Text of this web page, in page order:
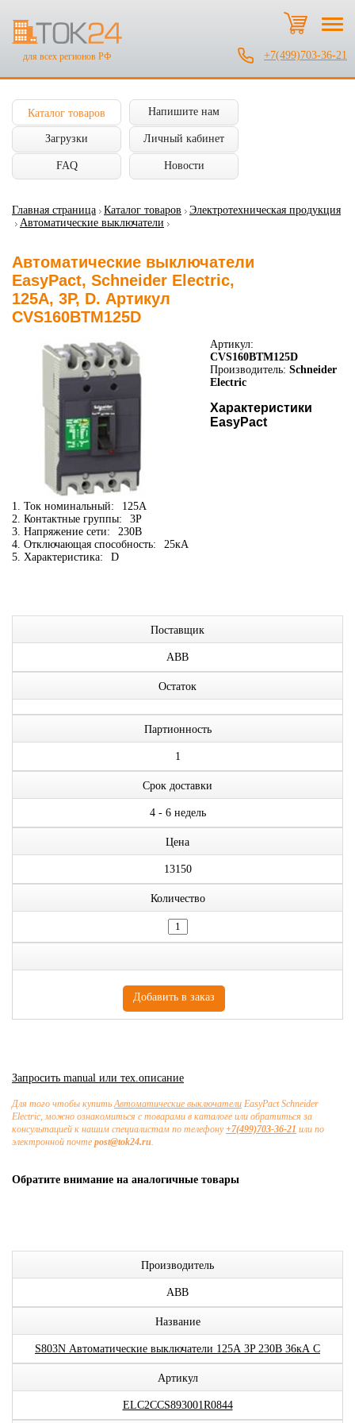
для всех регионов РФ +7(499)703-36-21
Каталог товаров Напишите нам
Загрузки Личный кабинет
FAQ Новости
Главная страница Каталог товаров
Электротехническая продукция
Автоматические выключатели
Автоматические выключатели
EasyPact, Schneider Electric,
125А, 3P, D. Артикул
CVS160BTM125D
Артикул:
CVS160BTM125D
Производитель: Schneider
Electric
Характеристики
EasyPact
1. Ток номинальный:
125А
2. Контактные группы:
3P
3. Напряжение сети:
230В
4. Отключающая способность:
25кА
5. Характеристика:
D
Поставщик
ABB
Остаток
Партионность
1
Срок доставки
4 - 6 недель
Цена
13150
Количество
Запросить manual или тех.описание
Для того чтобы купитьАвтоматические выключатели EasyPact Schneider
Electric, можно ознакомиться с товарами в каталоге или обратиться за
консультацией к нашим специалистам по телефону+7(499)703-36-21 или по
электронной почте post@tok24.ru.
Обратите внимание на аналогичные товары
Производитель
ABB
Название
S803N Автоматические выключатели 125А 3P 230В 36кА C
Артикул
ELC2CCS893001R0844